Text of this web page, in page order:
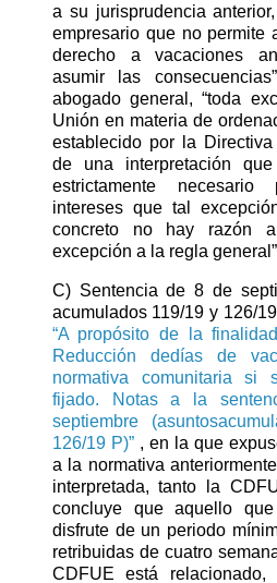
a su jurisprudencia
empresario que no permite
derecho a vacaciones
asumir las
abogado general, “toda
Unión en materia de
establecido por la
de una interpretación
estrictamente
intereses que tal
concreto no hay razón
excepción a la regla
C) Sentencia de 8 de
acumulados 119/19 y 126/
“A propósito de la
Reducción dedías de
normativa comunitaria si
fijado. Notas a la
septiembre
126/19 P)” , en la que
a la normativa
interpretada, tanto la
concluye que aquello
disfrute de un periodo
retribuidas de cuatro
CDFUE está